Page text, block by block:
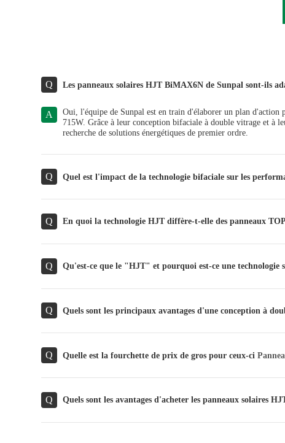
Q Les panneaux solaires HJT BiMAX6N de Sunpal sont-ils
A Oui, l'équipe de Sunpal est en train d'élaborer un plan d'action
715W. Grâce à leur conception bifaciale à double vitrage et à
recherche de solutions énergétiques de premier ordre.
Q Quel est l'impact de la technologie bifaciale sur les
Q En quoi la technologie HJT diffère-t-elle des panneaux
Q Qu'est-ce que le "HJT" et pourquoi est-ce une technologie
Q Quels sont les principaux avantages d'une conception à
Q Quelle est la fourchette de prix de gros pour ceux-ci
Q Quels sont les avantages d'acheter les panneaux solaires